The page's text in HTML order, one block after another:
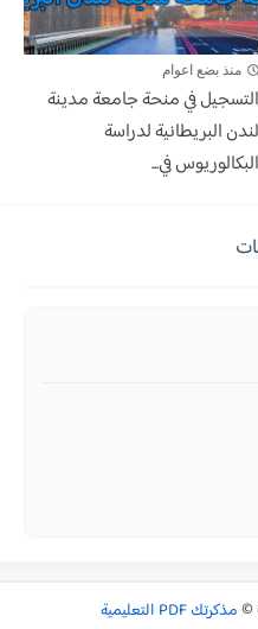
منذ بضع اعوام
التسجيل في منحة جامعة مدينة
لندن البريطانية لدراسة
البكالوريوس في...
©مذكرتك PDF التعليمية